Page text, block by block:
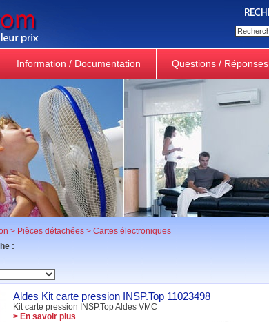
Information / Documentation Questions / Réponses
> Pièces détachées > Cartes électroniques
:
Aldes Kit carte pression INSP.Top 11023498
Kit carte pression INSP.Top Aldes VMC
> En savoir plus